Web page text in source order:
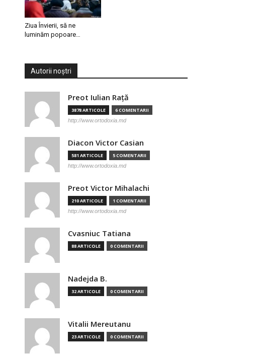
Ziua Învierii, să ne
luminăm popoare…
Autorii noștri
Preot Iulian Raţă
3878 ARTICOLE 6 COMENTARII
http://www.ortodoxia.md
Diacon Victor Casian
581 ARTICOLE 5 COMENTARII
http://www.ortodoxia.md
Preot Victor Mihalachi
210 ARTICOLE 1 COMENTARII
http://www.ortodoxia.md
Cvasniuc Tatiana
88 ARTICOLE 0 COMENTARII
Nadejda B.
32 ARTICOLE 0 COMENTARII
Vitalii Mereutanu
23 ARTICOLE 0 COMENTARII